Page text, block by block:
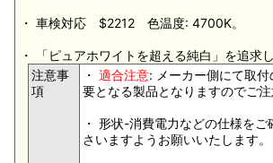
・ 車検対応 $2212 色温度: 4700K。
・ 「ピュアホワイトを超える純白」を追求
注意事
項
・ 適合注意: メーカー側にて取
要となる製品となりますのでご注
・ 形状-消費電力などの仕様を
さいますようお願いいたします。